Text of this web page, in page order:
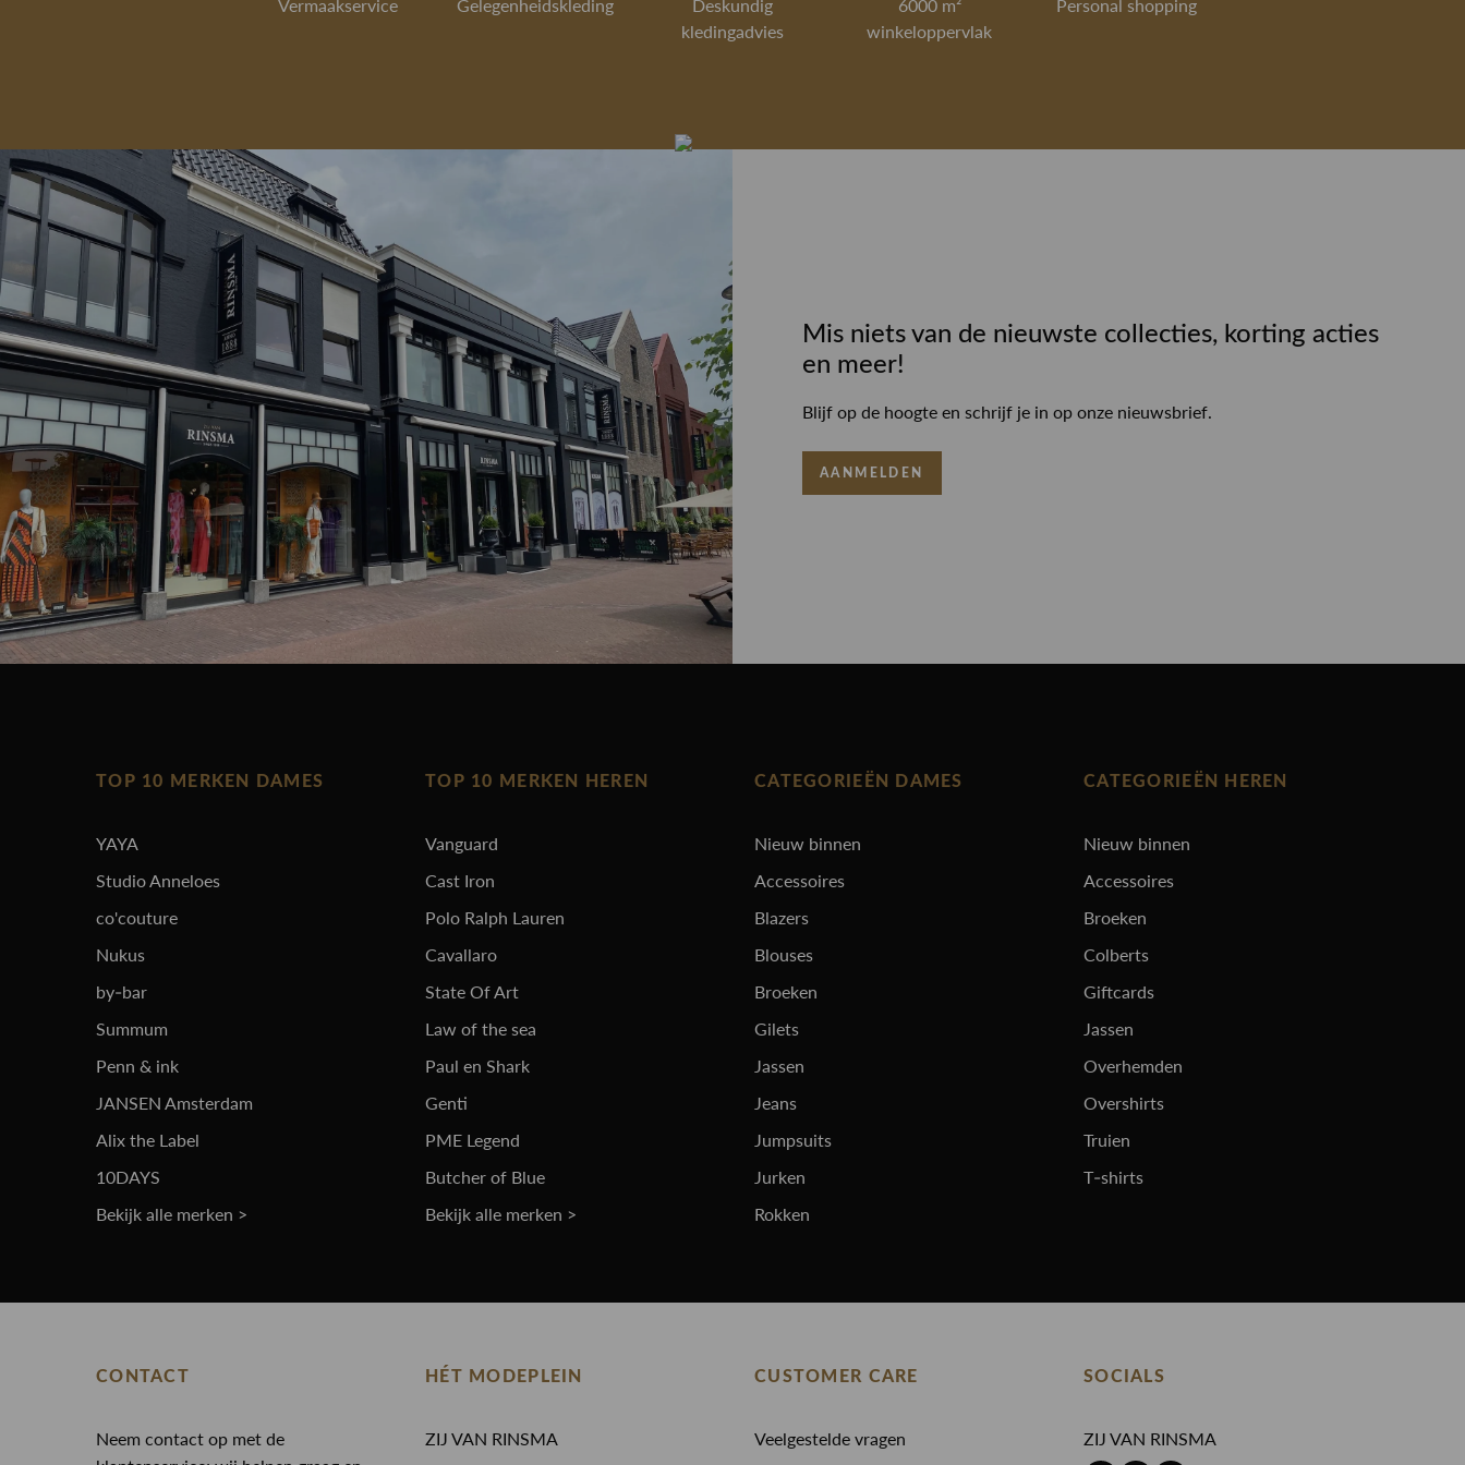
Vermaakservice Gelegenheidskleding
Deskundig
kledingadvies
6000 m²
winkeloppervlak
Personal shopping
Mis niets van de nieuwste collecties, korting acties
en meer!
Blijf op de hoogte en schrijf je in op onze nieuwsbrief.
AANMELDEN
TOP 10 MERKEN DAMES
YAYA
Studio Anneloes
co'couture
Nukus
by-bar
Summum
Penn & ink
JANSEN Amsterdam
Alix the Label
10DAYS
Bekijk alle merken >
TOP 10 MERKEN HEREN
Vanguard
Cast Iron
Polo Ralph Lauren
Cavallaro
State Of Art
Law of the sea
Paul en Shark
Genti
PME Legend
Butcher of Blue
Bekijk alle merken >
CATEGORIEËN DAMES
Nieuw binnen
Accessoires
Blazers
Blouses
Broeken
Gilets
Jassen
Jeans
Jumpsuits
Jurken
Rokken
CATEGORIEËN HEREN
Nieuw binnen
Accessoires
Broeken
Colberts
Giftcards
Jassen
Overhemden
Overshirts
Truien
T-shirts
CONTACT
Neem contact op met de
HÉT MODEPLEIN
ZIJ VAN RINSMA
CUSTOMER CARE
Veelgestelde vragen
SOCIALS
ZIJ VAN RINSMA